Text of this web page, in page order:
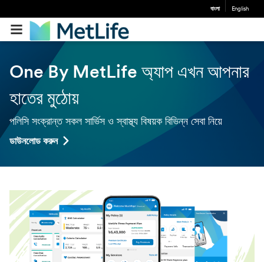
One By MetLife অ্যাপ এখন আপনার
হাতের মুঠোয়
পলিসি সংক্রান্ত সকল সার্ভিস ও স্বাস্থ্য বিষয়ক বিভিন্ন সেবা নিয়ে
ডাউনলোড করুন
বাংলা English